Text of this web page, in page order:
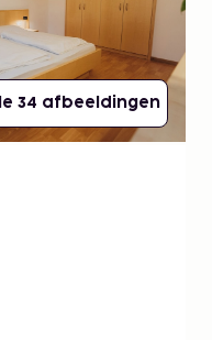
34 afbeeldingen